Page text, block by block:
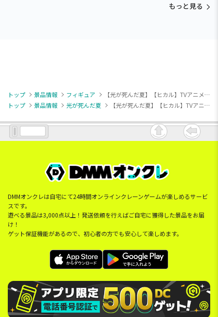
もっと見る
トップ 景品情報 フィギュア
【光が死んだ夏】【ヒカル】TVアニメ「光が死んだ夏」 ちょこのせ [PM]フィギュア“ヒカル”
トップ
景品情報 光が死んだ夏 【光が死んだ夏】【ヒカル】TVアニメ「光が死んだ夏」 ちょこのせ [PM]フィギュア“ヒカル”
DMMオンクレは自宅にて24時間オンラインクレーンゲームが楽しめるサービ
スです。
遊べる景品は3,000点以上！発送依頼を行えばご自宅に獲得した景品をお届
け！
ゲット保証機能があるので、初心者の方でも安心して楽しめます。